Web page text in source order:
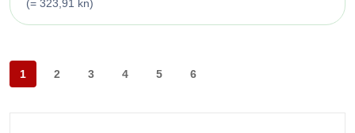
(= 323,91 kn)
1 2 3 4 5 6